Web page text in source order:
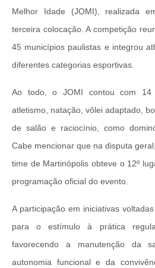
Valor da Terra Nua / ITR
Multimídia - Hino de Martinópolis
Telecentro
Parceria Entidades 3º Setor
Pesquisa de Satisfação
Legislação Municipal
Melhor Idade (JOMI), realizada
terceira colocação. A competição
45 municípios paulistas e integrou
diferentes categorias esportivas.
Ao todo, o JOMI contou com 14
atletismo, natação, vôlei adaptado,
de salão e raciocínio, como
Cabe mencionar que na disputa
time de Martinópolis obteve o 12º
programação oficial do evento.
A participação em iniciativas
para o estímulo à prática
favorecendo a manutenção da
autonomia funcional e da